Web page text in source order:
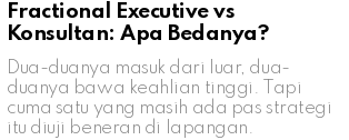
Fractional Executive vs
Konsultan: Apa Bedanya?
Dua-duanya masuk dari luar, dua-
duanya bawa keahlian tinggi. Tapi
cuma satu yang masih ada pas strategi
itu diuji beneran di lapangan.